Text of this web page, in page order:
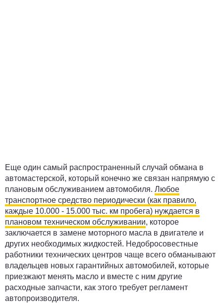
Еще один самый распространенный случай обмана в
автомастерской, который конечно же связан напрямую с
плановым обслуживанием автомобиля. Любое
транспортное средство периодически (как правило,
каждые 10.000 - 15.000 тыс. км пробега) нуждается в
плановом техническом обслуживании, которое
заключается в замене моторного масла в двигателе и
других необходимых жидкостей. Недобросовестные
работники технических центров чаще всего обманывают
владельцев новых гарантийных автомобилей, которые
приезжают менять масло и вместе с ним другие
расходные запчасти, как этого требует регламент
автопроизводителя.